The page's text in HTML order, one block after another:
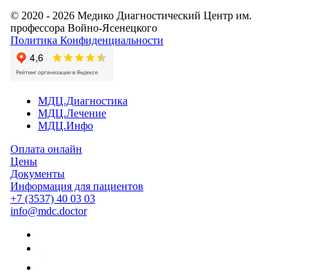
© 2020 - 2026 Медико Диагностический Центр им.
профессора Войно-Ясенецкого
Политика Конфиденциальности
МДЦ.Диагностика
МДЦ.Лечение
МДЦ.Инфо
Оплата онлайн
Цены
Документы
Информация для пациентов
+7 (3537) 40 03 03
info@mdc.doctor